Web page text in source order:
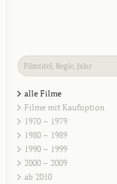
alle Filme
Filme mit Kaufoption
1970 – 1979
1980 – 1989
1990 – 1999
2000 – 2009
ab 2010